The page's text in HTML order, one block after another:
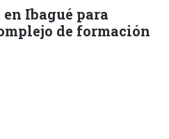
Ibagué para
de formación